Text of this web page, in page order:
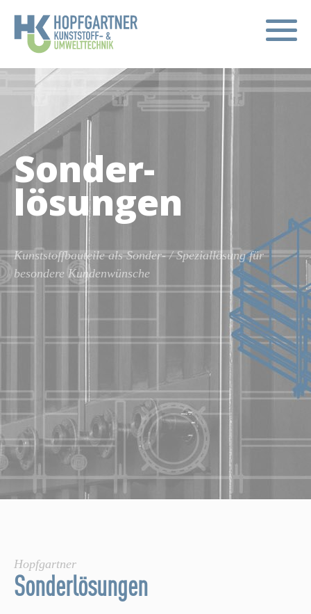
Sonder­
lösungen
Kunststoffbauteile als Sonder- / Speziallösung für
besondere Kundenwünsche
Hopfgartner
Sonderlösungen